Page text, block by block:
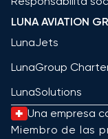
LUNA AVIATION
LunaJets
LunaGroup
LunaSolutions
Una empresa
Miembro de las